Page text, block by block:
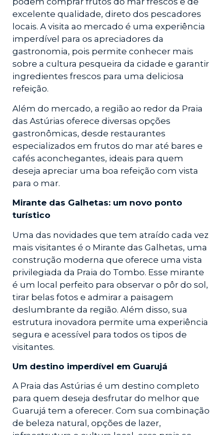
excelente qualidade, direto dos pescadores
locais. A visita ao mercado é uma experiência
imperdível para os apreciadores da
gastronomia, pois permite conhecer mais
sobre a cultura pesqueira da cidade e garantir
ingredientes frescos para uma deliciosa
refeição.
Além do mercado, a região ao redor da Praia
das Astúrias oferece diversas opções
gastronômicas, desde restaurantes
especializados em frutos do mar até bares e
cafés aconchegantes, ideais para quem
deseja apreciar uma boa refeição com vista
para o mar.
Mirante das Galhetas: um novo ponto
turístico
Uma das novidades que tem atraído cada vez
mais visitantes é o Mirante das Galhetas, uma
construção moderna que oferece uma vista
privilegiada da Praia do Tombo. Esse mirante
é um local perfeito para observar o pôr do sol,
tirar belas fotos e admirar a paisagem
deslumbrante da região. Além disso, sua
estrutura inovadora permite uma experiência
segura e acessível para todos os tipos de
visitantes.
Um destino imperdível em Guarujá
A Praia das Astúrias é um destino completo
para quem deseja desfrutar do melhor que
Guarujá tem a oferecer. Com sua combinação
de beleza natural, opções de lazer,